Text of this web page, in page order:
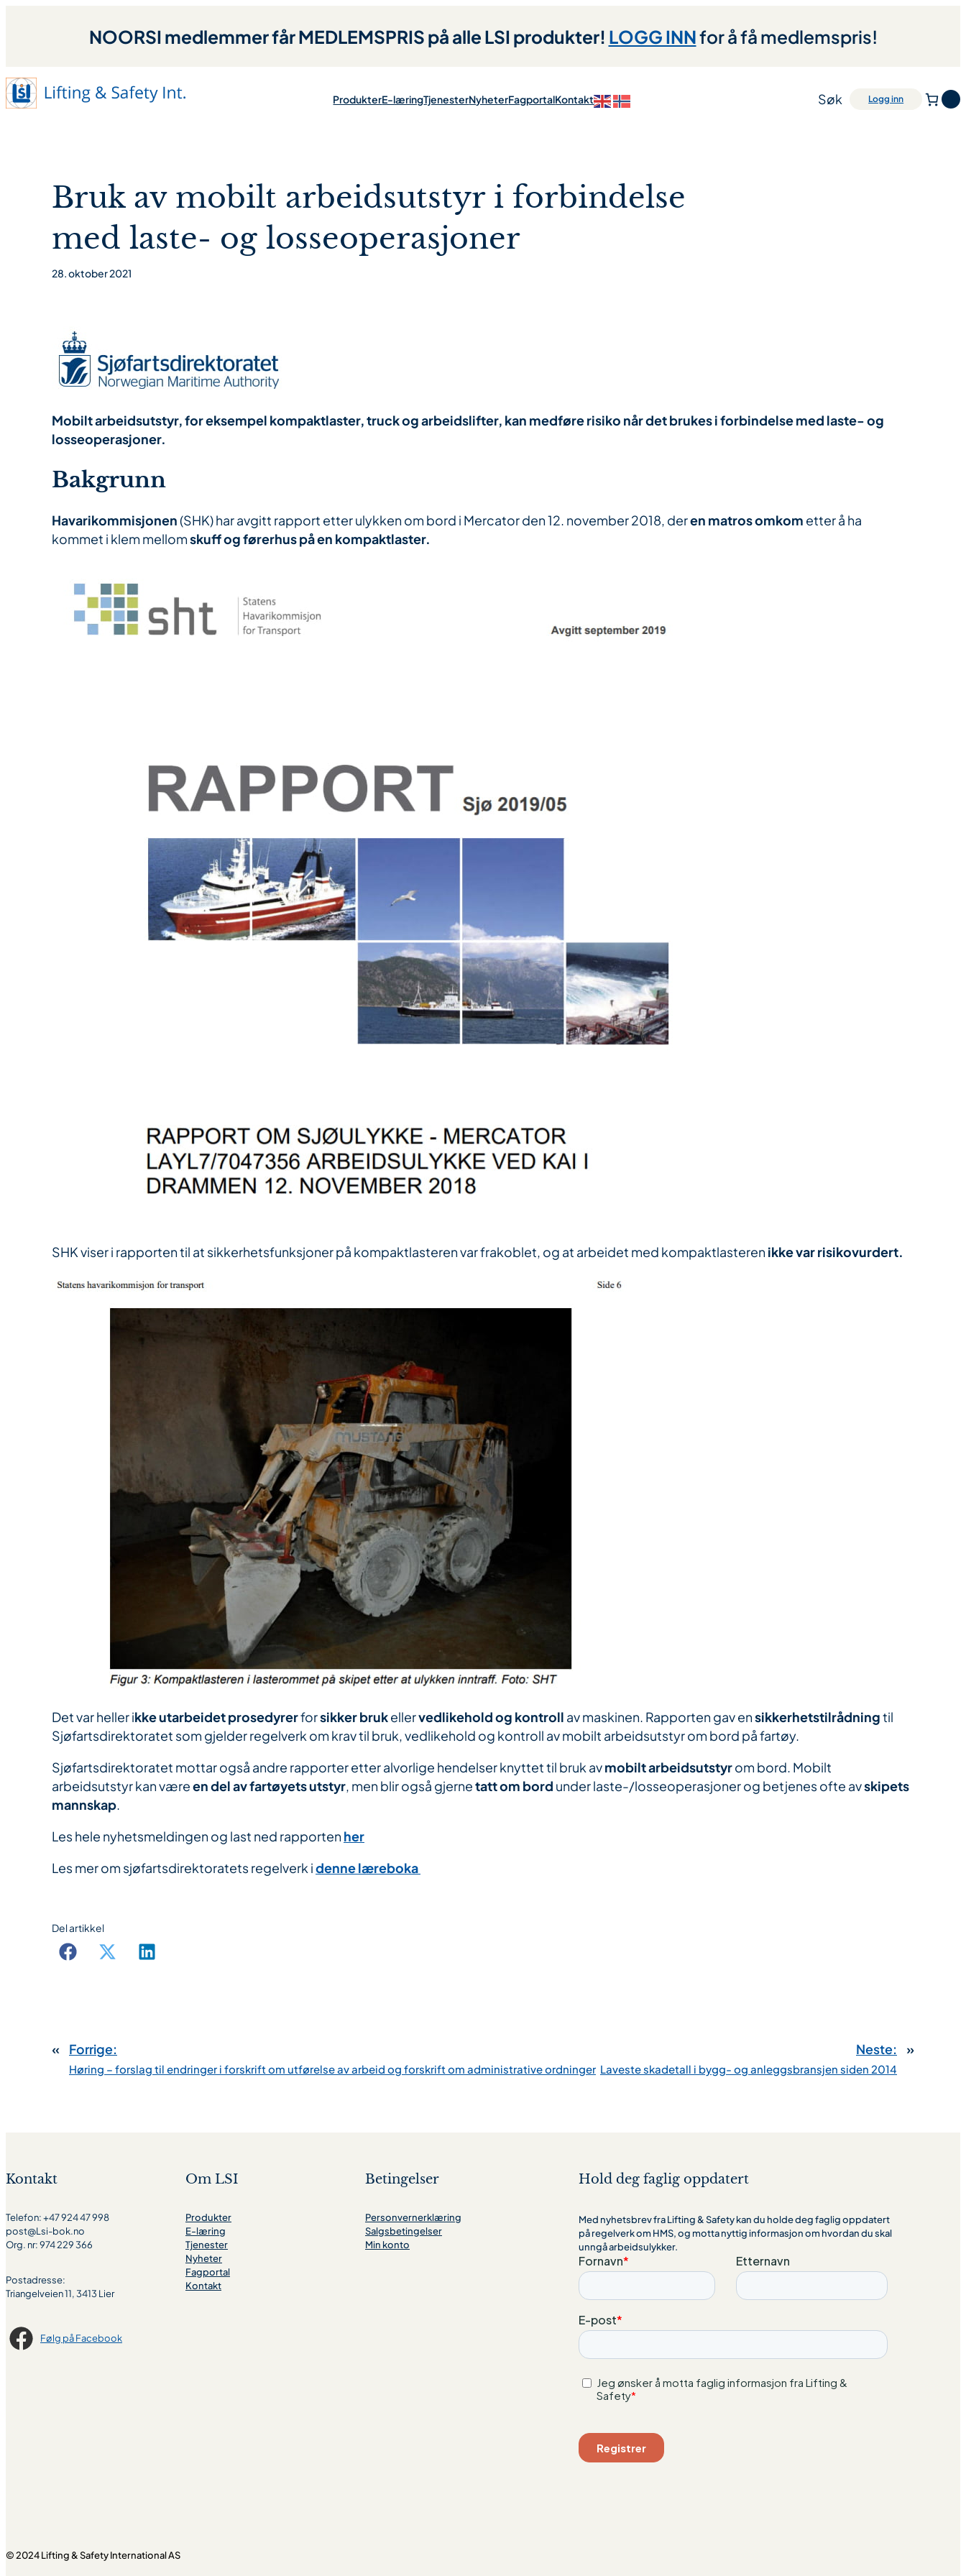
NOORSI medlemmer får MEDLEMSPRIS på alle LSI produkter! LOGG INNfor å få medlemspris!
ProdukterE-læringTjenesterNyheterFagportalKontakt Søk Logg inn
Bruk av mobilt arbeidsutstyr i forbindelse
med laste- og losseoperasjoner
28. oktober 2021
Mobilt arbeidsutstyr, for eksempel kompaktlaster, truck og arbeidslifter, kan medføre risiko når det brukes i forbindelse med laste- og
losseoperasjoner.
Bakgrunn
Havarikommisjonen(SHK) har avgitt rapport etter ulykken om bord i Mercator den 12. november 2018, deren matros omkom etter å ha
kommet i klem mellomskuff og førerhus på en kompaktlaster.
SHK viser i rapporten til at sikkerhetsfunksjoner på kompaktlasteren var frakoblet, og at arbeidet med kompaktlasteren ikke var risikovurdert.
Det var heller ikke utarbeidet prosedyrerforsikker brukellervedlikehold og kontroll av maskinen. Rapporten gav ensikkerhetstilrådningtil
Sjøfartsdirektoratet som gjelder regelverk om krav til bruk, vedlikehold og kontroll av mobilt arbeidsutstyr om bord på fartøy.
Sjøfartsdirektoratet mottar også andre rapporter etter alvorlige hendelser knyttet til bruk avmobilt arbeidsutstyrom bord. Mobilt
arbeidsutstyr kan væreen del av fartøyets utstyr, men blir også gjernetatt om bord under laste-/losseoperasjoner og betjenes ofte avskipets
mannskap.
Les hele nyhetsmeldingen og last ned rapporten her
Les mer om sjøfartsdirektoratets regelverk idenne læreboka
Del artikkel
« Forrige:
Høring – forslag til endringer i forskrift om utførelse av arbeid og forskrift om administrative ordninger
Neste:
Laveste skadetall i bygg- og anleggsbransjen siden 2014
»
Kontakt
Telefon: +47 924 47 998
post@Lsi-bok.no
Org. nr: 974 229 366
Postadresse:
Triangelveien 11, 3413 Lier
Følg på Facebook
Om LSI
Produkter
E-læring
Tjenester
Nyheter
Fagportal
Kontakt
Betingelser
Personvernerklæring
Salgsbetingelser
Min konto
Hold deg faglig oppdatert
Med nyhetsbrev fra Lifting & Safety kan du holde deg faglig oppdatert
på regelverk om HMS, og motta nyttig informasjon om hvordan du skal
unngå arbeidsulykker.
© 2024 Lifting & Safety International AS